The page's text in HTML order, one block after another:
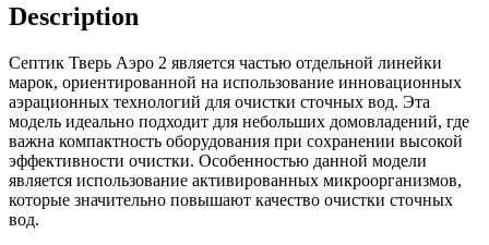
Description
Септик Тверь Аэро 2 является частью отдельной линейки
марок, ориентированной на использование инновационных
аэрационных технологий для очистки сточных вод. Эта
модель идеально подходит для небольших домовладений, где
важна компактность оборудования при сохранении высокой
эффективности очистки. Особенностью данной модели
является использование активированных микроорганизмов,
которые значительно повышают качество очистки сточных
вод.